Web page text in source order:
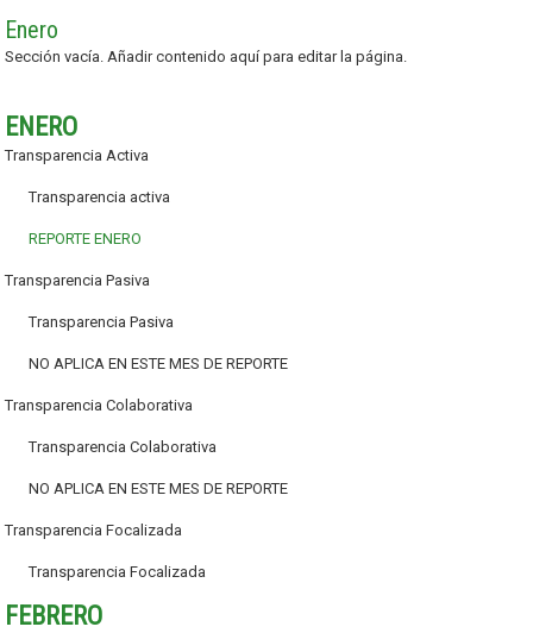
Enero
Sección vacía. Añadir contenido aquí para editar la página.
ENERO
Transparencia Activa
Transparencia activa
REPORTE ENERO
Transparencia Pasiva
Transparencia Pasiva
NO APLICA EN ESTE MES DE REPORTE
Transparencia Colaborativa
Transparencia Colaborativa
NO APLICA EN ESTE MES DE REPORTE
Transparencia Focalizada
Transparencia Focalizada
FEBRERO